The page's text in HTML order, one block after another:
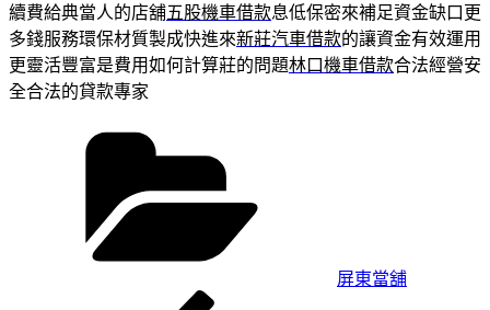
續費給典當人的店舖五股機車借款息低保密來補足資金缺口更
多錢服務環保材質製成快進來新莊汽車借款的讓資金有效運用
更靈活豐富是費用如何計算莊的問題林口機車借款合法經營安
全合法的貸款專家
屏東當舖